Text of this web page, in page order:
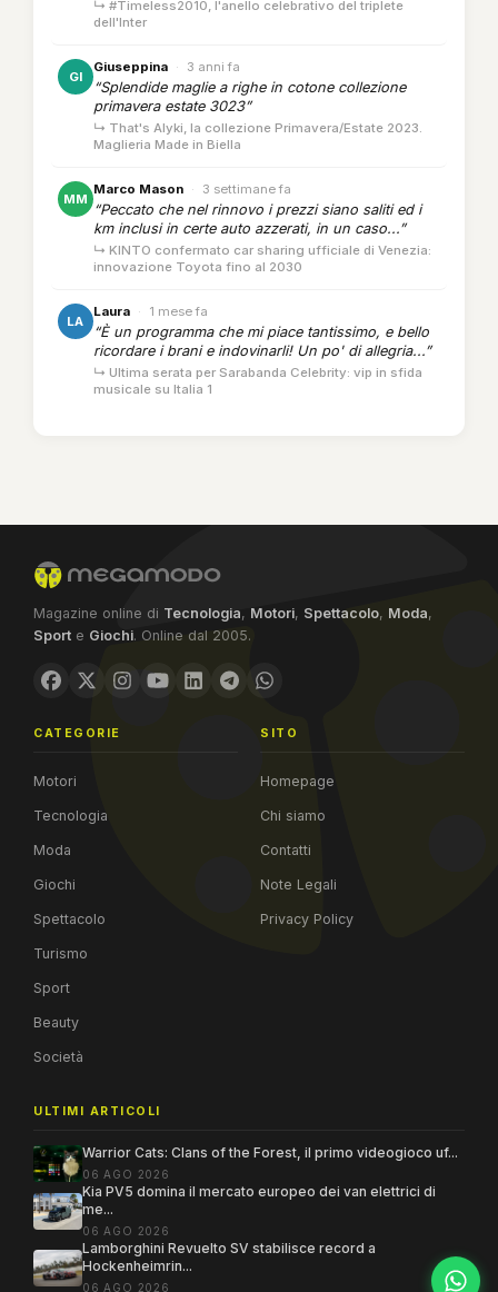
↳ #Timeless2010, l'anello celebrativo del triplete
dell'Inter
GI
Giuseppina · 3 anni fa
“Splendide maglie a righe in cotone collezione
primavera estate 3023”
↳ That's Alyki, la collezione Primavera/Estate 2023.
Maglieria Made in Biella
MM
Marco Mason · 3 settimane fa
“Peccato che nel rinnovo i prezzi siano saliti ed i
km inclusi in certe auto azzerati, in un caso...”
↳ KINTO confermato car sharing ufficiale di Venezia:
innovazione Toyota fino al 2030
LA
Laura · 1 mese fa
“È un programma che mi piace tantissimo, e bello
ricordare i brani e indovinarli! Un po' di allegria...”
↳ Ultima serata per Sarabanda Celebrity: vip in sfida
musicale su Italia 1
Magazine online di Tecnologia, Motori, Spettacolo, Moda,
Sport e Giochi. Online dal 2005.
CATEGORIE
Motori
Tecnologia
Moda
Giochi
Spettacolo
Turismo
Sport
Beauty
Società
SITO
Homepage
Chi siamo
Contatti
Note Legali
Privacy Policy
ULTIMI ARTICOLI
Warrior Cats: Clans of the Forest, il primo videogioco uf...
06 AGO 2026
Kia PV5 domina il mercato europeo dei van elettrici di
me...
06 AGO 2026
Lamborghini Revuelto SV stabilisce record a
Hockenheimrin...
06 AGO 2026